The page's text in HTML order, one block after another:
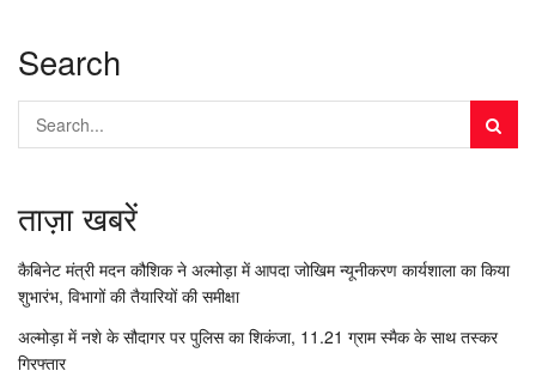
Search
ताज़ा खबरें
कैबिनेट मंत्री मदन कौशिक ने अल्मोड़ा में आपदा जोखिम न्यूनीकरण कार्यशाला का किया
शुभारंभ, विभागों की तैयारियों की समीक्षा
अल्मोड़ा में नशे के सौदागर पर पुलिस का शिकंजा, 11.21 ग्राम स्मैक के साथ तस्कर
गिरफ्तार